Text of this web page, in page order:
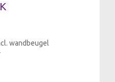
wandbeugel